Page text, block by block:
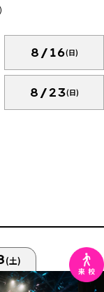
8/16(日)
8/23(日)
(土)